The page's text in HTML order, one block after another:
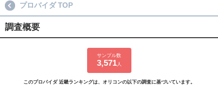
プロバイダ TOP
調査概要
サンプル数
3,571人
このプロバイダ 近畿ランキングは、オリコンの以下の調査に基づいています。